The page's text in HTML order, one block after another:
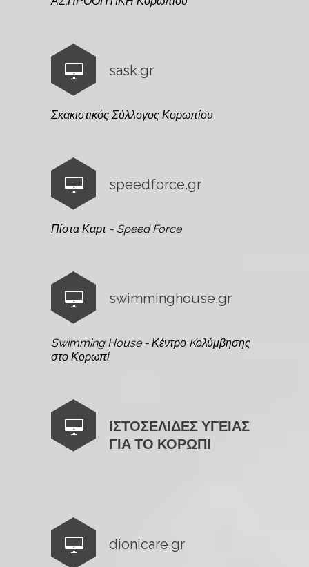
sask.gr
Σκακιστικός Σύλλογος Κορωπίου
speedforce.gr
Πίστα Καρτ - Speed Force
swimminghouse.gr
Swimming House - Κέντρο Kολύμβησης
στο Κορωπί
ΙΣΤΟΣΕΛΙΔΕΣ ΥΓΕΙΑΣ
ΓΙΑ ΤΟ ΚΟΡΩΠΙ
dionicare.gr